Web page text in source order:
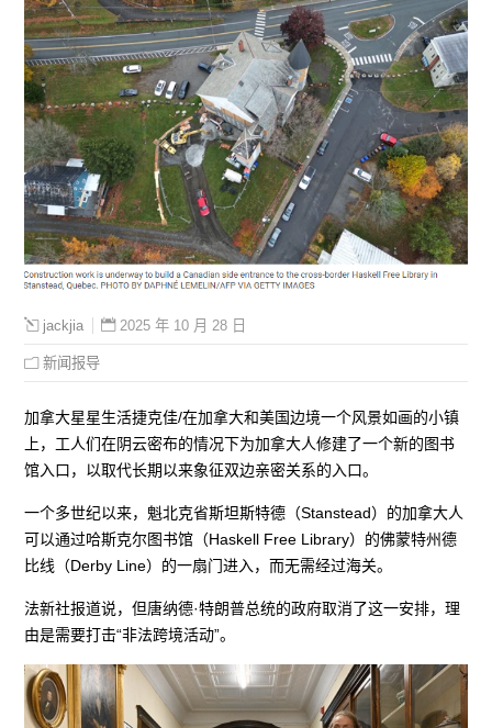
jackjia 2025 年 10 月 28 日
新闻报导
加拿大星星生活捷克佳/在加拿大和美国边境一个风景如画的小镇
上，工人们在阴云密布的情况下为加拿大人修建了一个新的图书
馆入口，以取代长期以来象征双边亲密关系的入口。
一个多世纪以来，魁北克省斯坦斯特德（Stanstead）的加拿大人
可以通过哈斯克尔图书馆（Haskell Free Library）的佛蒙特州德
比线（Derby Line）的一扇门进入，而无需经过海关。
法新社报道说，但唐纳德·特朗普总统的政府取消了这一安排，理
由是需要打击“非法跨境活动”。